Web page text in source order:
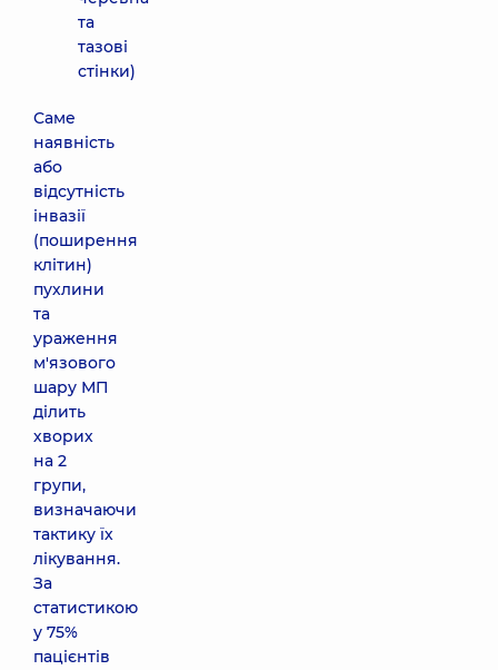
та
тазові
стінки)
Саме
наявність
або
відсутність
інвазії
(поширення
клітин)
пухлини
та
ураження
м'язового
шару МП
ділить
хворих
на 2
групи,
визначаючи
тактику їх
лікування.
За
статистикою
у 75%
пацієнтів